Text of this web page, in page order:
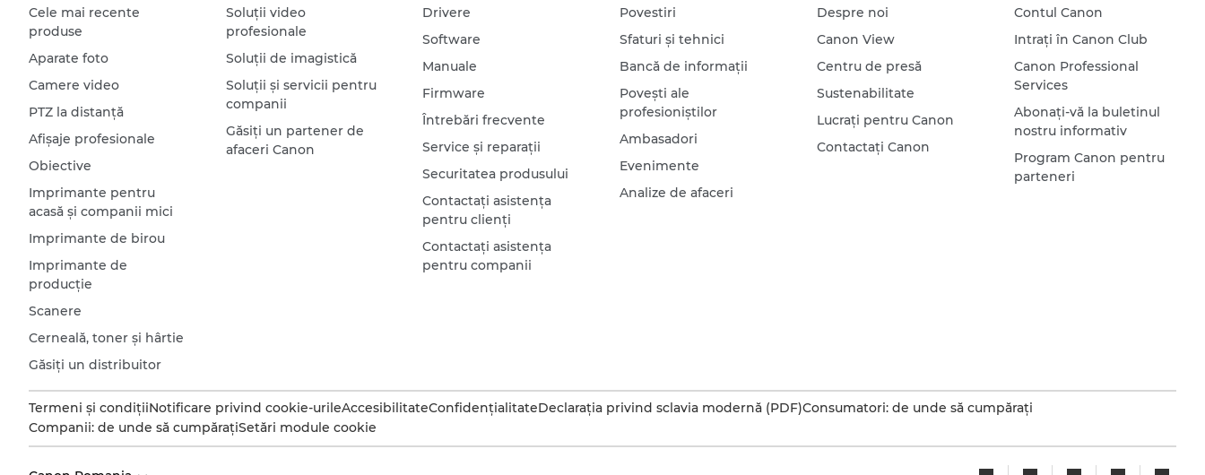
Cele mai recente
produse
Aparate foto
Camere video
PTZ la distanţă
Afişaje profesionale
Obiective
Imprimante pentru
acasă şi companii mici
Imprimante de birou
Imprimante de
producţie
Scanere
Cerneală, toner şi hârtie
Găsiţi un distribuitor
Soluţii video
profesionale
Soluţii de imagistică
Soluţii şi servicii pentru
companii
Găsiţi un partener de
afaceri Canon
Drivere
Software
Manuale
Firmware
Întrebări frecvente
Service şi reparaţii
Securitatea produsului
Contactaţi asistenţa
pentru clienţi
Contactaţi asistenţa
pentru companii
Povestiri
Sfaturi şi tehnici
Bancă de informaţii
Poveşti ale
profesioniştilor
Ambasadori
Evenimente
Analize de afaceri
Despre noi
Canon View
Centru de presă
Sustenabilitate
Lucraţi pentru Canon
Contactaţi Canon
Contul Canon
Intraţi în Canon Club
Canon Professional
Services
Abonaţi-vă la buletinul
nostru informativ
Program Canon pentru
parteneri
Termeni şi condiţiiNotificare privind cookie-urileAccesibilitateConfidenţialitateDeclaraţia privind sclavia modernă (PDF)Consumatori: de unde să cumpăraţi
Companii: de unde să cumpăraţiSetări module cookie